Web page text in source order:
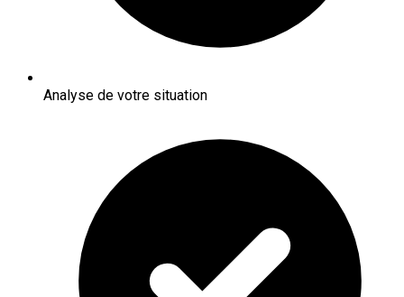
Analyse de votre situation